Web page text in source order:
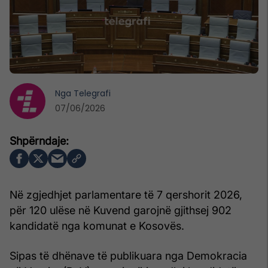
Në zgjedhjet parlamentare të 7 qershorit 2026,
për 120 ulëse në Kuvend garojnë gjithsej 902
kandidatë nga komunat e Kosovës.
Sipas të dhënave të publikuara nga Demokracia
Nga Telegrafi
07/06/2026